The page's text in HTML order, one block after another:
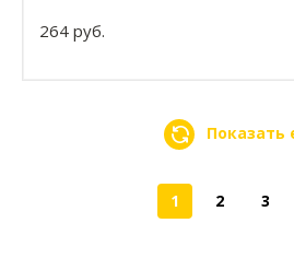
264 руб.
Показать
1 2 3